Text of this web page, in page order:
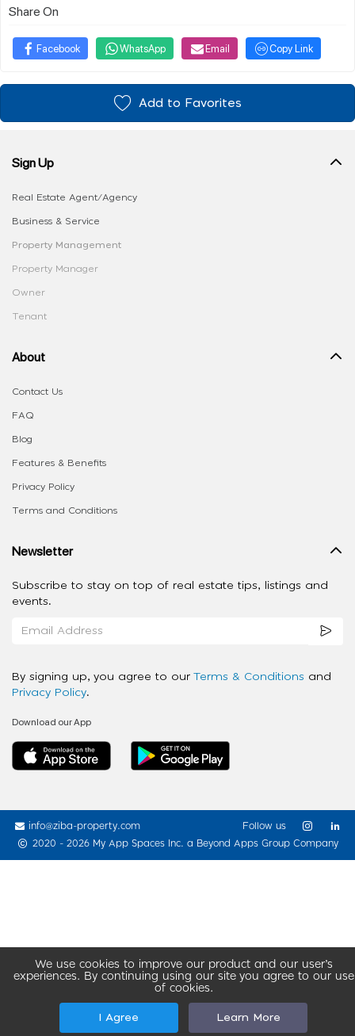
Share On
Facebook WhatsApp Email Copy Link
Add to Favorites
We use cookies to improve our product and our user’s
experiences. By continuing using our site you agree to our use
of cookies.
I Agree Learn More
Sign Up
Real Estate Agent/Agency
Business & Service
Property Management
Property Manager
Owner
Tenant
About
Contact Us
FAQ
Blog
Features & Benefits
Privacy Policy
Terms and Conditions
Newsletter
Subscribe to stay on top of real estate tips, listings and
events.
By signing up, you agree to our Terms & Conditions and
Privacy Policy.
Download our App
info@ziba-property.com
2020 - 2026 My App Spaces Inc. a Beyond Apps Group Company
Follow us